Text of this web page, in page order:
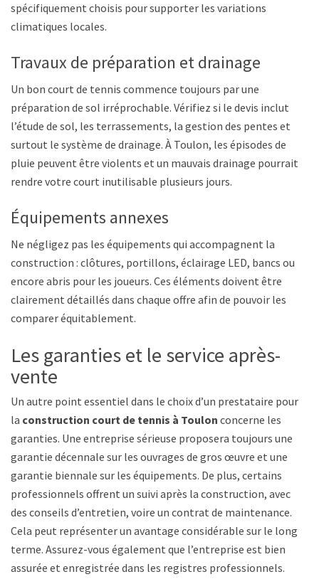
spécifiquement choisis pour supporter les variations
climatiques locales.
Travaux de préparation et drainage
Un bon court de tennis commence toujours par une
préparation de sol irréprochable. Vérifiez si le devis inclut
l’étude de sol, les terrassements, la gestion des pentes et
surtout le système de drainage. À Toulon, les épisodes de
pluie peuvent être violents et un mauvais drainage pourrait
rendre votre court inutilisable plusieurs jours.
Équipements annexes
Ne négligez pas les équipements qui accompagnent la
construction : clôtures, portillons, éclairage LED, bancs ou
encore abris pour les joueurs. Ces éléments doivent être
clairement détaillés dans chaque offre afin de pouvoir les
comparer équitablement.
Les garanties et le service après-
vente
Un autre point essentiel dans le choix d’un prestataire pour
la construction court de tennis à Toulon concerne les
garanties. Une entreprise sérieuse proposera toujours une
garantie décennale sur les ouvrages de gros œuvre et une
garantie biennale sur les équipements. De plus, certains
professionnels offrent un suivi après la construction, avec
des conseils d’entretien, voire un contrat de maintenance.
Cela peut représenter un avantage considérable sur le long
terme. Assurez-vous également que l’entreprise est bien
assurée et enregistrée dans les registres professionnels.